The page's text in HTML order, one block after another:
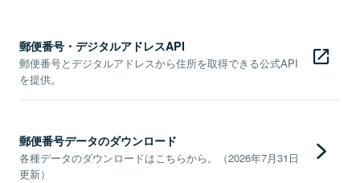
郵便番号・デジタルアドレスAPI
郵便番号とデジタルアドレスから住所を取得できる公式API
を提供。
郵便番号データのダウンロード
各種データのダウンロードはこちらから。（2026年7月31日
更新）